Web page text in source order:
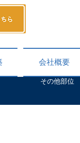
会社概要
その他部位